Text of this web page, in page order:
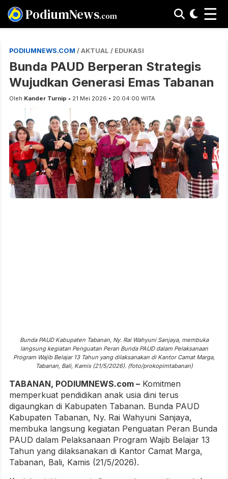
PodiumNews.com ☰
PODIUMNEWS.COM / AKTUAL / EDUKASI
Bunda PAUD Berperan Strategis
Wujudkan Generasi Emas Tabanan
Oleh Kander Turnip • 21 Mei 2026 • 20:04:00 WITA
Bunda PAUD Kabupaten Tabanan, Ny. Rai Wahyuni Sanjaya, membuka
langsung kegiatan Penguatan Peran Bunda PAUD dalam Pelaksanaan
Program Wajib Belajar 13 Tahun yang dilaksanakan di Kantor Camat Marga,
Tabanan, Bali, Kamis (21/5/2026). (foto/prokopimtabanan)
TABANAN, PODIUMNEWS.com – Komitmen
memperkuat pendidikan anak usia dini terus
digaungkan di Kabupaten Tabanan. Bunda PAUD
Kabupaten Tabanan, Ny. Rai Wahyuni Sanjaya,
membuka langsung kegiatan Penguatan Peran Bunda
PAUD dalam Pelaksanaan Program Wajib Belajar 13
Tahun yang dilaksanakan di Kantor Camat Marga,
Tabanan, Bali, Kamis (21/5/2026).